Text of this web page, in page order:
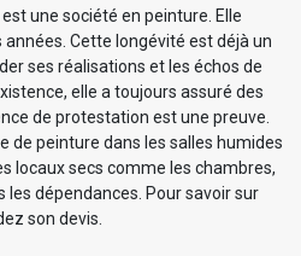
est une société en peinture. Elle
Cette longévité est déjà un
ses réalisations et les échos de
elle a toujours assuré des
de protestation est une preuve.
de peinture dans les salles humides
locaux secs comme les chambres,
les dépendances. Pour savoir sur
son devis.